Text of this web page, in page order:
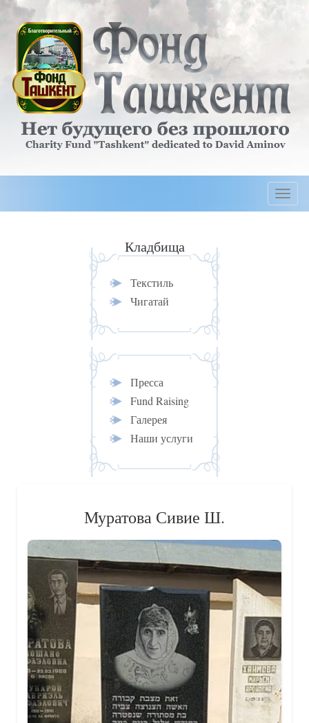
Кладбища
Текстиль
Чигатай
Пресса
Fund Raising
Галерея
Наши услуги
Муратова Сивие Ш.